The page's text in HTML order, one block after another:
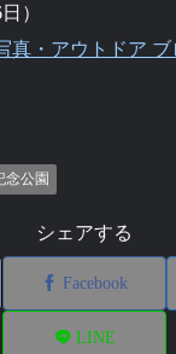
）
念公園
シェアする
Facebook
LINE